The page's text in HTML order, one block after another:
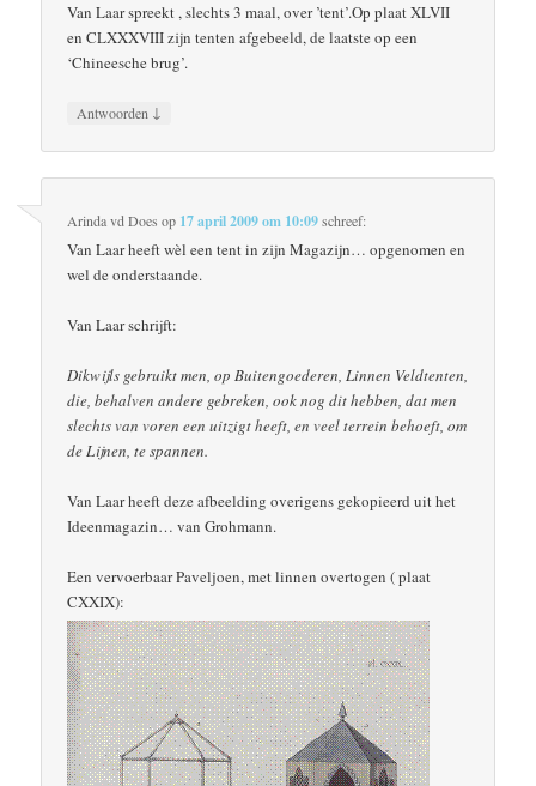
Van Laar spreekt , slechts 3 maal, over ’tent’.Op plaat XLVII
en CLXXXVIII zijn tenten afgebeeld, de laatste op een
‘Chineesche brug’.
Antwoorden ↓
Arinda vd Does op 17 april 2009 om 10:09schreef:
Van Laar heeft wèl een tent in zijn Magazijn… opgenomen en
wel de onderstaande.
Van Laar schrijft:
Dikwijls gebruikt men, op Buitengoederen, Linnen Veldtenten,
die, behalven andere gebreken, ook nog dit hebben, dat men
slechts van voren een uitzigt heeft, en veel terrein behoeft, om
de Lijnen, te spannen.
Van Laar heeft deze afbeelding overigens gekopieerd uit het
Ideenmagazin… van Grohmann.
Een vervoerbaar Paveljoen, met linnen overtogen ( plaat
CXXIX):